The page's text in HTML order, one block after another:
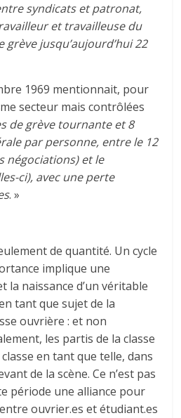
syndicats et patronat,
et travailleuse du
jusqu’aujourd’hui 22
1969 mentionnait, pour
secteur mais contrôlées
de grève tournante et 8
par personne, entre le 12
négociations) et le
ci), avec une perte
. »
de quantité. Un cycle
implique une
la naissance d’un véritable
tant que sujet de la
ouvrière : et non
les partis de la classe
en tant que telle, dans
de la scène. Ce n’est pas
période une alliance pour
ouvrier.es et étudiant.es